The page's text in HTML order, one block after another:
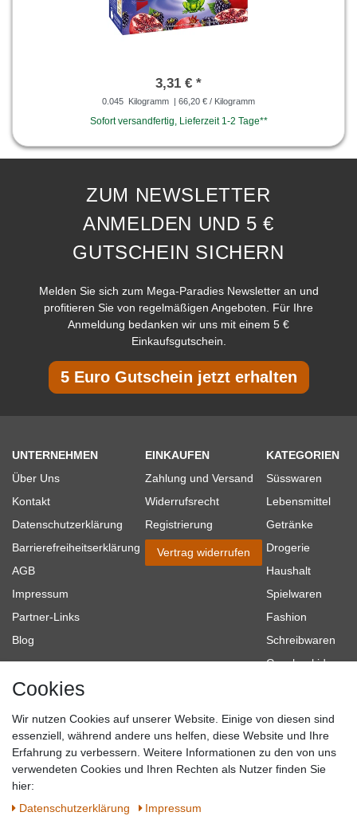
3,31 € *
0.045 Kilogramm | 66,20 € / Kilogramm
Sofort versandfertig, Lieferzeit 1-2 Tage**
ZUM NEWSLETTER
ANMELDEN UND 5 €
GUTSCHEIN SICHERN
Melden Sie sich zum Mega-Paradies Newsletter an und
profitieren Sie von regelmäßigen Angeboten. Für Ihre
Anmeldung bedanken wir uns mit einem 5 €
Einkaufsgutschein.
5 Euro Gutschein jetzt erhalten
UNTERNEHMEN
Über Uns
Kontakt
Datenschutzerklärung
Barrierefreiheitserklärung
AGB
Impressum
Partner-Links
Blog
EINKAUFEN
Zahlung und Versand
Widerrufsrecht
Registrierung
Vertrag widerrufen
KATEGORIEN
Süsswaren
Lebensmittel
Getränke
Drogerie
Haushalt
Spielwaren
Fashion
Schreibwaren
Geschenkideen
Topmarken
SICHER EINKAUFEN
Cookies
Wir nutzen Cookies auf unserer Website. Einige von diesen sind
essenziell, während andere uns helfen, diese Website und Ihre
Erfahrung zu verbessern. Weitere Informationen zu den von uns
verwendeten Cookies und Ihren Rechten als Nutzer finden Sie
hier:
Daten­schutz­erklärung
Impressum